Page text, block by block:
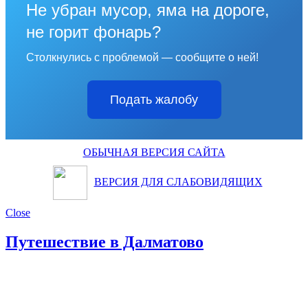
Не убран мусор, яма на дороге,
не горит фонарь?
Столкнулись с проблемой — сообщите о ней!
Подать жалобу
ОБЫЧНАЯ ВЕРСИЯ САЙТА
ВЕРСИЯ ДЛЯ СЛАБОВИДЯЩИХ
Close
Путешествие в Далматово